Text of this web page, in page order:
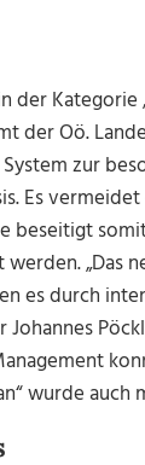
der
der Oö.
zur
Es
beseitigt
„Das
es durch
Johannes
wurde